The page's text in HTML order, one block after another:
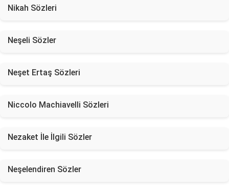
Nikah Sözleri
Neşeli Sözler
Neşet Ertaş Sözleri
Niccolo Machiavelli Sözleri
Nezaket İle İlgili Sözler
Neşelendiren Sözler